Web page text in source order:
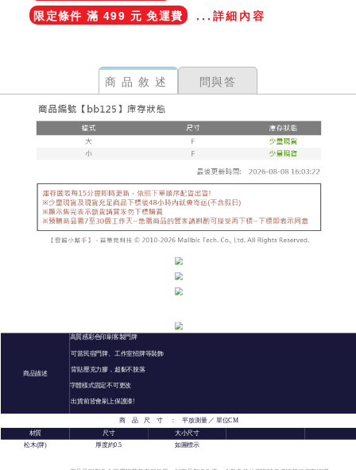
限定條件 滿 499 元 免運費
...詳細內容
商品敘述 問與答